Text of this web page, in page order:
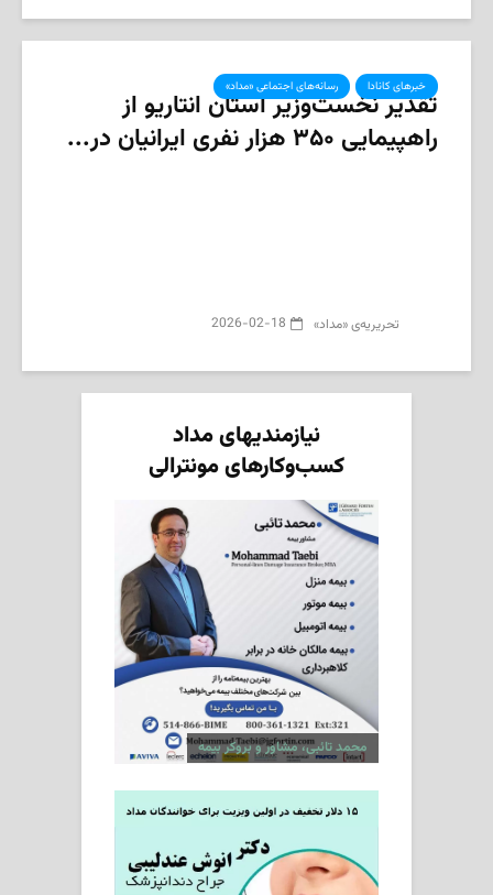
خبرهای کانادا رسانه‌های اجتماعی «مداد»
تقدیر نخست‌وزیر استان انتاریو از
راهپیمایی ۳۵۰ هزار نفری ایرانیان در...
تحریریه‌ی «مداد» 2026-02-18
نیازمندیهای مداد
کسب‌وکارهای مونترالی
محمد تائبی، مشاور و بروکر بیمه